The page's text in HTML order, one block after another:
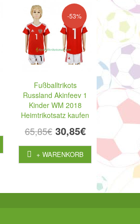
-53%
Fußballtrikots
Russland Akinfeev 1
Kinder WM 2018
Heimtrikotsatz kaufen
65,85€ 30,85€
+ WARENKORB